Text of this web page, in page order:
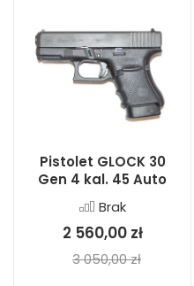
Pistolet GLOCK 30
Gen 4 kal. 45 Auto
Brak
2 560,00 zł
3 050,00 zł